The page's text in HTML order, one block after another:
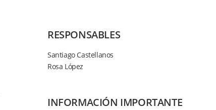
RESPONSABLES
Santiago Castellanos
Rosa López
INFORMACIÓN IMPORTANTE